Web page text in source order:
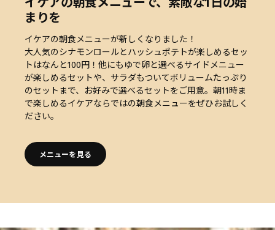
まりを
イケアの朝食メニューが新しくなりました！
大人気のシナモンロールとハッシュポテトが楽しめるセッ
トはなんと100円！他にもゆで卵と選べるサイドメニュー
が楽しめるセットや、サラダもついてボリュームたっぷり
のセットまで、お好みで選べるセットをご用意。朝11時ま
で楽しめるイケアならではの朝食メニューをぜひお試しく
ださい。
メニューを見る